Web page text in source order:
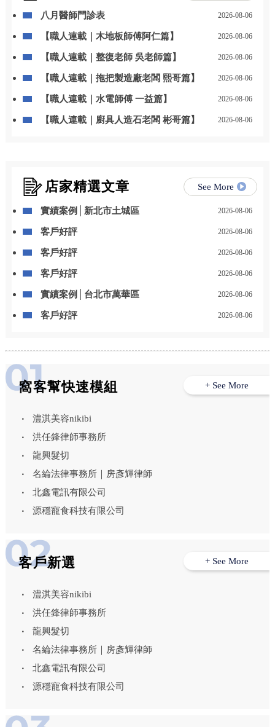
八月醫師門診表 2026-08-06
【職人連載｜木地板師傅阿仁篇】 2026-08-06
【職人連載｜整復老師 吳老師篇】 2026-08-06
【職人連載｜拖把製造廠老闆 熙哥篇】 2026-08-06
【職人連載｜水電師傅 一益篇】 2026-08-06
【職人連載｜廚具人造石老闆 彬哥篇】 2026-08-06
店家精選文章 See More
實績案例│新北市土城區 2026-08-06
客戶好評 2026-08-06
客戶好評 2026-08-06
客戶好評 2026-08-06
實績案例│台北市萬華區 2026-08-06
客戶好評 2026-08-06
窩客幫快速模組
澧淇美容nikibi
洪任鋒律師事務所
龍興髮切
名綸法律事務所｜房彥輝律師
北鑫電訊有限公司
源穩寵食科技有限公司
+ See More
客戶新選
澧淇美容nikibi
洪任鋒律師事務所
龍興髮切
名綸法律事務所｜房彥輝律師
北鑫電訊有限公司
源穩寵食科技有限公司
+ See More